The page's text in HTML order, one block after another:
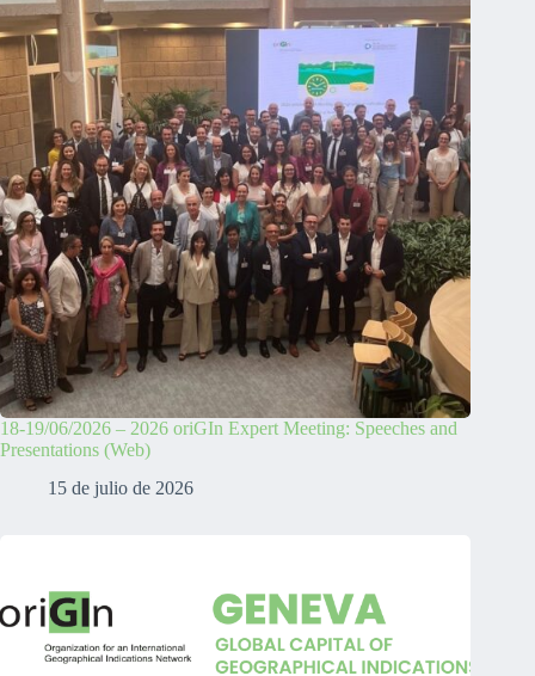
18-19/06/2026 – 2026 oriGIn Expert Meeting: Speeches and
Presentations (Web)
15 de julio de 2026